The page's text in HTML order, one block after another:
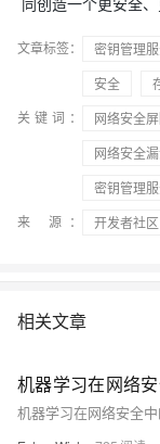
同创造一个更安全、
文章标签： 密钥管理
安全
关键词：
网络安全
网络安全
密钥管理
来 源：
开发者社区
相关文章
机器学习在网络
机器学习在网络安全